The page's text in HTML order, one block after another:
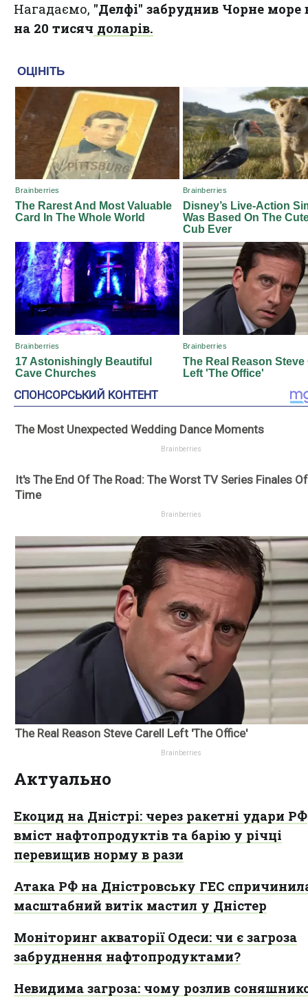
Нагадаємо, "Делфі" забруднив Чорне море
на 20 тисяч доларів.
Актуально
Екоцид на Дністрі: через ракетні удари РФ
вміст нафтопродуктів та барію у річці
перевищив норму в рази
Атака РФ на Дністровську ГЕС
масштабний витік мастил у Дністер
Моніторинг акваторії Одеси: чи є загроза
забруднення нафтопродуктами?
Невидима загроза: чому розлив